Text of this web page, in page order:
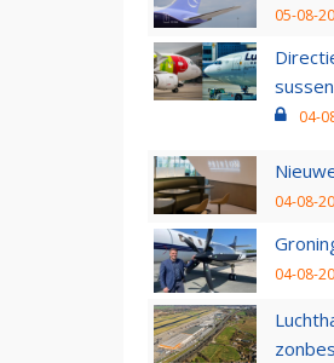
05-08-
sussen
04-
04-08-
04-08-